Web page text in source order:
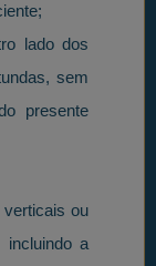
lado dos
sem
presente
verticais ou
incluindo a